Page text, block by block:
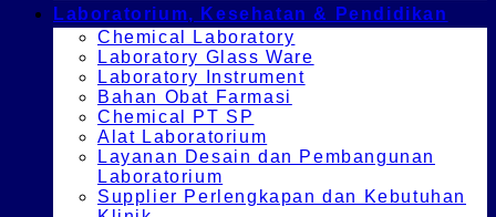
Laboratorium, Kesehatan & Pendidikan
Chemical Laboratory
Laboratory Glass Ware
Laboratory Instrument
Bahan Obat Farmasi
Chemical PT SP
Alat Laboratorium
Layanan Desain dan Pembangunan
Laboratorium
Supplier Perlengkapan dan Kebutuhan